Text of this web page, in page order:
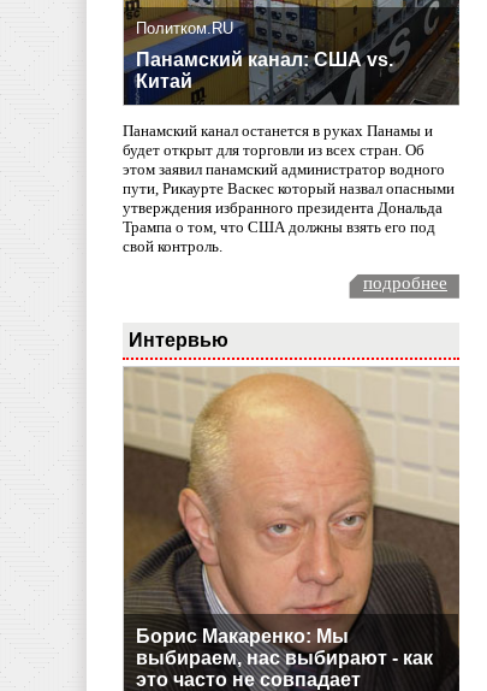
Политком.RU
Панамский канал: США vs.
Китай
Панамский канал останется в руках Панамы и
будет открыт для торговли из всех стран. Об
этом заявил панамский администратор водного
пути, Рикаурте Васкес который назвал опасными
утверждения избранного президента Дональда
Трампа о том, что США должны взять его под
свой контроль.
подробнее
Интервью
Борис Макаренко: Мы
выбираем, нас выбирают - как
это часто не совпадает